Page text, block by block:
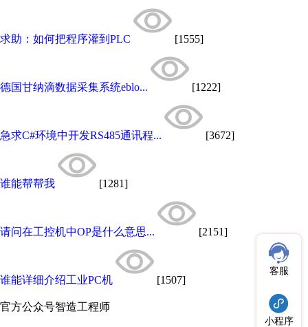
求助：如何把程序灌到PLC [1555]
德国甘纳滴数据采集系统eblo... [1222]
急求C#环境中开发RS485通讯程... [3672]
谁能帮帮我 [1281]
请问在工控机中OP是什么意思... [2151]
谁能详细介绍工业PC机 [1507]
官方公众号智造工程师
客服
小程序